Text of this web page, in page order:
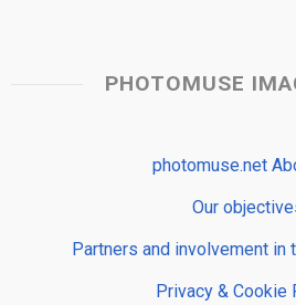
PHOTOMUSE
photomuse.net
Our
Partners and involvement in
Privacy & Cookie